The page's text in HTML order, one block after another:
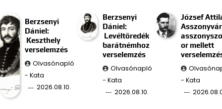
Berzsenyi
Dániel:
Keszthely
verselemzés
Olvasónapló
- Kata
2026.08.10.
Berzsenyi
Dániel:
Levéltöredék
barátnémhoz
verselemzés
Olvasónapló
- Kata
2026.08.10.
József
or mellett
- Kata